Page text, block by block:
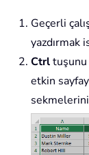
Geçerli
yazdırmak
Ctrltuşunu
etkin
sekmelerini